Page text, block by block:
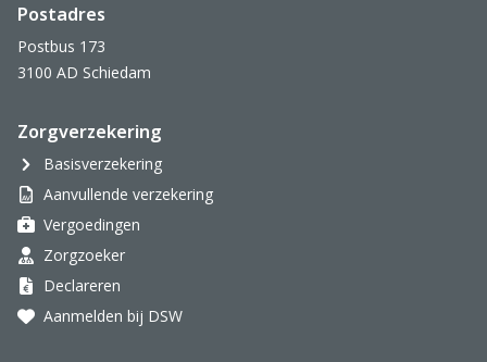
Postadres
Postbus 173
3100 AD Schiedam
Zorgverzekering
Basisverzekering
Aanvullende verzekering
Vergoedingen
Zorgzoeker
Declareren
Aanmelden bij DSW